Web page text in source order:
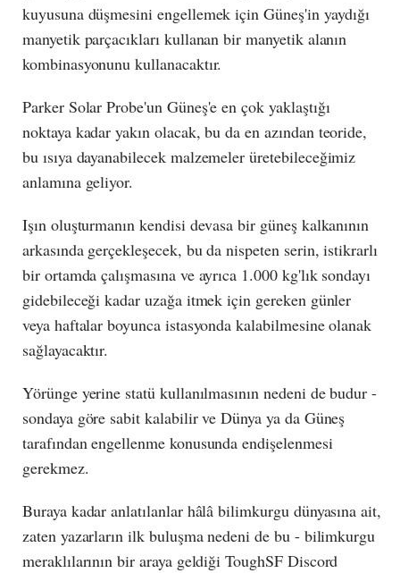
kuyusuna düşmesini engellemek için Güneş'in yaydığı
manyetik parçacıkları kullanan bir manyetik alanın
kombinasyonunu kullanacaktır.
Parker Solar Probe'un Güneş'e en çok yaklaştığı
noktaya kadar yakın olacak, bu da en azından teoride,
bu ısıya dayanabilecek malzemeler üretebileceğimiz
anlamına geliyor.
Işın oluşturmanın kendisi devasa bir güneş kalkanının
arkasında gerçekleşecek, bu da nispeten serin, istikrarlı
bir ortamda çalışmasına ve ayrıca 1.000 kg'lık sondayı
gidebileceği kadar uzağa itmek için gereken günler
veya haftalar boyunca istasyonda kalabilmesine olanak
sağlayacaktır.
Yörünge yerine statü kullanılmasının nedeni de budur -
sondaya göre sabit kalabilir ve Dünya ya da Güneş
tarafından engellenme konusunda endişelenmesi
gerekmez.
Buraya kadar anlatılanlar hâlâ bilimkurgu dünyasına ait,
zaten yazarların ilk buluşma nedeni de bu - bilimkurgu
meraklılarının bir araya geldiği ToughSF Discord